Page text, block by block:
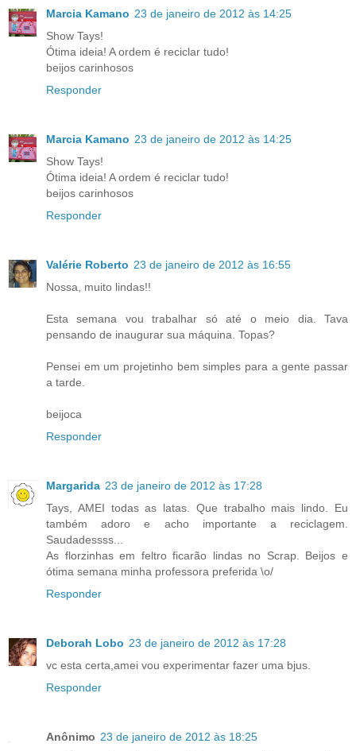
Marcia Kamano 23 de janeiro de 2012 às 14:25
Show Tays!
Ótima ideia! A ordem é reciclar tudo!
beijos carinhosos
Responder
Marcia Kamano 23 de janeiro de 2012 às 14:25
Show Tays!
Ótima ideia! A ordem é reciclar tudo!
beijos carinhosos
Responder
Valérie Roberto 23 de janeiro de 2012 às 16:55
Nossa, muito lindas!!
Esta semana vou trabalhar só até o meio dia. Tava
pensando de inaugurar sua máquina. Topas?
Pensei em um projetinho bem simples para a gente passar
a tarde.
beijoca
Responder
Margarida 23 de janeiro de 2012 às 17:28
Tays, AMEI todas as latas. Que trabalho mais lindo. Eu
também adoro e acho importante a reciclagem.
Saudadessss...
As florzinhas em feltro ficarão lindas no Scrap. Beijos e
ótima semana minha professora preferida \o/
Responder
Deborah Lobo 23 de janeiro de 2012 às 17:28
vc esta certa,amei vou experimentar fazer uma bjus.
Responder
Anônimo 23 de janeiro de 2012 às 18:25